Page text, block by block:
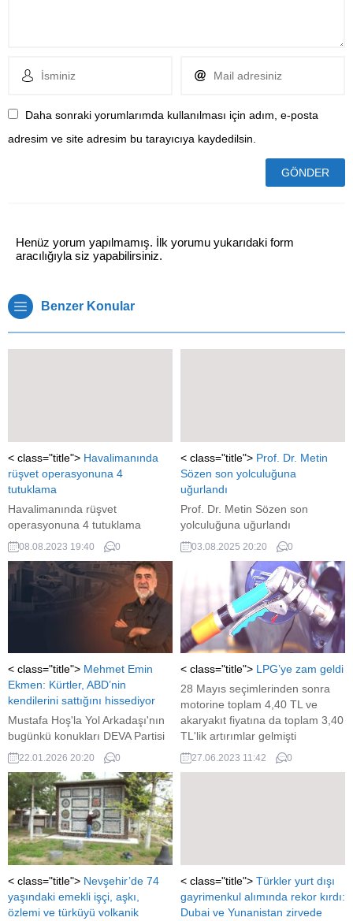
Daha sonraki yorumlarımda kullanılması için adım, e-posta
adresim ve site adresim bu tarayıcıya kaydedilsin.
Henüz yorum yapılmamış. İlk yorumu yukarıdaki form
aracılığıyla siz yapabilirsiniz.
Benzer Konular
< class="title"> Havalimanında
rüşvet operasyonuna 4
tutuklama
Havalimanında rüşvet
operasyonuna 4 tutuklama
08.08.2023 19:40 0
< class="title"> Prof. Dr. Metin
Sözen son yolculuğuna
uğurlandı
Prof. Dr. Metin Sözen son
yolculuğuna uğurlandı
03.08.2025 20:20 0
< class="title"> Mehmet Emin
Ekmen: Kürtler, ABD’nin
kendilerini sattığını hissediyor
Mustafa Hoş'la Yol Arkadaşı'nın
bugünkü konukları DEVA Partisi
Genel Başkan Yardımcısı
Mehmet Emin Ekmen ve Radyo
Sputnik Programcısı Serhat Ayan
oldu.
22.01.2026 20:20 0
< class="title"> LPG’ye zam geldi
28 Mayıs seçimlerinden sonra
motorine toplam 4,40 TL ve
akaryakıt fiyatına da toplam 3,40
TL'lik artırımlar gelmişti
27.06.2023 11:42 0
< class="title"> Nevşehir’de 74
yaşındaki emekli işçi, aşkı,
özlemi ve türküyü volkanik
< class="title"> Türkler yurt dışı
gayrimenkul alımında rekor kırdı:
Dubai ve Yunanistan zirvede